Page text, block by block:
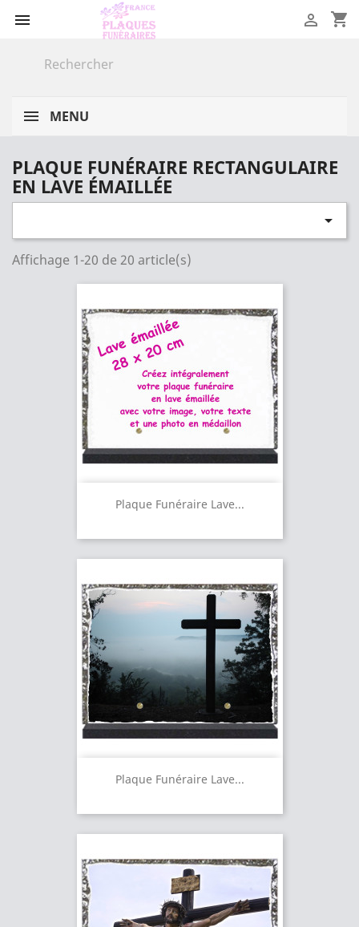
 shopping_cart

MENU
PLAQUE FUNÉRAIRE RECTANGULAIRE
EN LAVE ÉMAILLÉE

Affichage 1-20 de 20 article(s)
Plaque Funéraire Lave...
Plaque Funéraire Lave...